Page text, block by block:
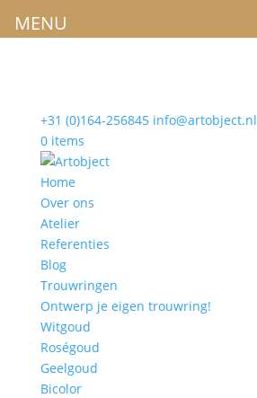
+31 (0)164-256845 info@artobject.nl
0 items
Home
Over ons
Atelier
Referenties
Blog
Trouwringen
Ontwerp je eigen trouwring!
Witgoud
Roségoud
Geelgoud
Bicolor
MENU